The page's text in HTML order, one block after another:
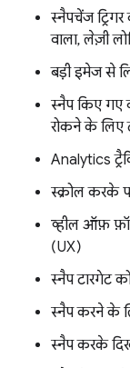
स्नैपचेंज
वाला, लेज़ी
बड़ी इमेज से
स्नैप किए गए
रोकने के लिए
Analytics
स्क्रोल करके
व्हील ऑफ़
(UX)
स्नैप टारगेट
स्नैप करने के
स्नैप करके